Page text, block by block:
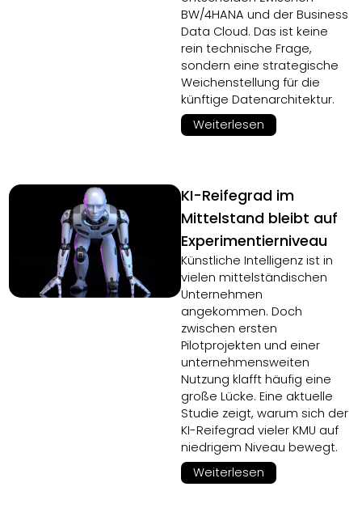
BW/4HANA und der Business
Data Cloud. Das ist keine
rein technische Frage,
sondern eine strategische
Weichenstellung für die
künftige Datenarchitektur.
Weiterlesen
KI-Reifegrad im
Mittelstand bleibt auf
Experimentierniveau
Künstliche Intelligenz ist in
vielen mittelständischen
Unternehmen
angekommen. Doch
zwischen ersten
Pilotprojekten und einer
unternehmensweiten
Nutzung klafft häufig eine
große Lücke. Eine aktuelle
Studie zeigt, warum sich der
KI-Reifegrad vieler KMU auf
niedrigem Niveau bewegt.
Weiterlesen